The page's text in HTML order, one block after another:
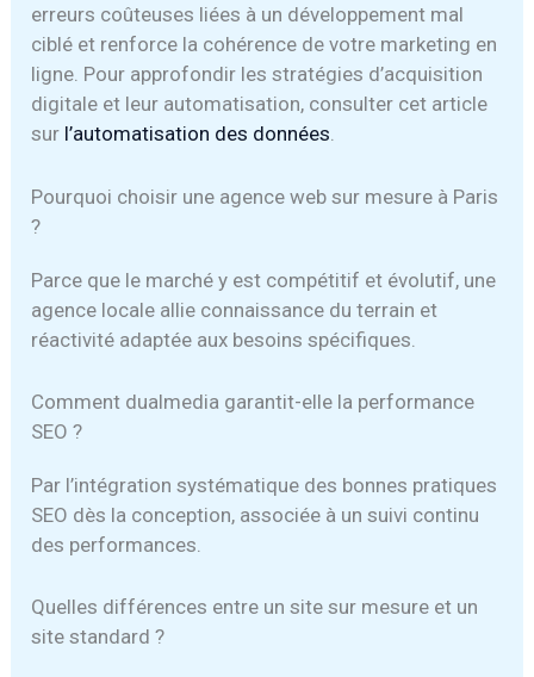
erreurs coûteuses liées à un développement mal
ciblé et renforce la cohérence de votre marketing en
ligne. Pour approfondir les stratégies d’acquisition
digitale et leur automatisation, consulter cet article
sur l’automatisation des données.
Pourquoi choisir une agence web sur mesure à Paris
?
Parce que le marché y est compétitif et évolutif, une
agence locale allie connaissance du terrain et
réactivité adaptée aux besoins spécifiques.
Comment dualmedia garantit-elle la performance
SEO ?
Par l’intégration systématique des bonnes pratiques
SEO dès la conception, associée à un suivi continu
des performances.
Quelles différences entre un site sur mesure et un
site standard ?